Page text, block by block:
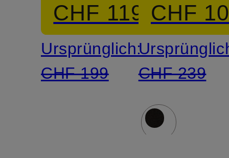
CHF 119
Ursprünglich:
CHF 199
CHF
CHF 239